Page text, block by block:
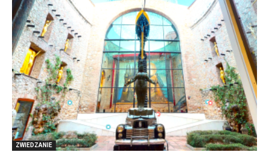
ZWIEDZANIE